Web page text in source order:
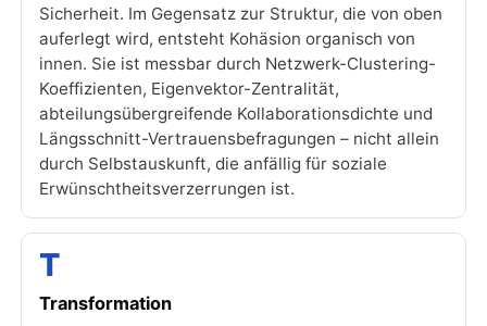
Sicherheit. Im Gegensatz zur Struktur, die von oben
auferlegt wird, entsteht Kohäsion organisch von
innen. Sie ist messbar durch Netzwerk-Clustering-
Koeffizienten, Eigenvektor-Zentralität,
abteilungsübergreifende Kollaborationsdichte und
Längsschnitt-Vertrauensbefragungen – nicht allein
durch Selbstauskunft, die anfällig für soziale
Erwünschtheitsverzerrungen ist.
T
Transformation